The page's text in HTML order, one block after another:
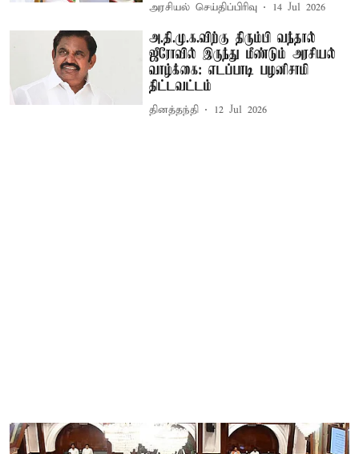
அரசியல் செய்திப்பிரிவு 14 Jul 2026
அ.தி.மு.க.விற்கு திரும்பி வந்தால்
ஜீரோவில் இருந்து மீண்டும் அரசியல்
வாழ்க்கை: எடப்பாடி பழனிசாமி
திட்டவட்டம்
தினத்தந்தி 12 Jul 2026